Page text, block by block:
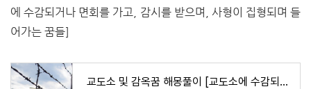
에 수감되거나 면회를 가고, 감시를 받으며, 사형이 집형되며 들
어가는 꿈들]
교도소 및 감옥꿈 해몽풀이 [교도소에 수감되거나 면회를 가고, 감시를 받으며, 사형이 집형되며